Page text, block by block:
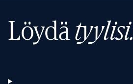
Löydätyylisi.